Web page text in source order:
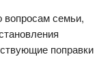
вопросам семьи,
поправки